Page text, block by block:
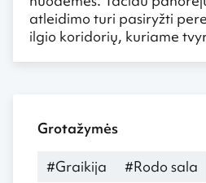
atleidimo turi pasiryžti
ilgio koridorių, kuriame
Grotažymės
#Graikija #Rodo sala